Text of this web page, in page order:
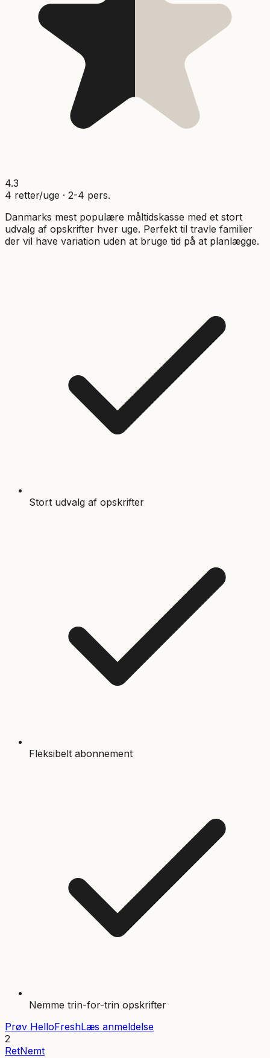
4.3
4 retter/uge · 2-4 pers.
Danmarks mest populære måltidskasse med et stort
udvalg af opskrifter hver uge. Perfekt til travle familier
der vil have variation uden at bruge tid på at planlægge.
Stort udvalg af opskrifter
Fleksibelt abonnement
Nemme trin-for-trin opskrifter
Prøv HelloFreshLæs anmeldelse
2
RetNemt